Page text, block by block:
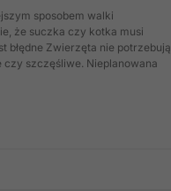
sposobem walki
że suczka czy kotka musi
błędne Zwierzęta nie potrzebują
szczęśliwe. Nieplanowana